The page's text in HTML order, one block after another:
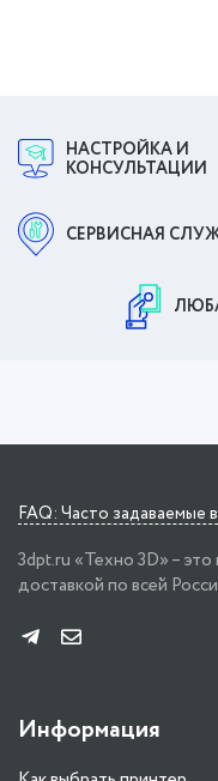
НАСТРОЙКА И
КОНСУЛЬТАЦИИ
СЕРВИСНАЯ
FAQ: Часто задаваемые
3dpt.ru «Техно 3D» –
доставкой по всей
Информация